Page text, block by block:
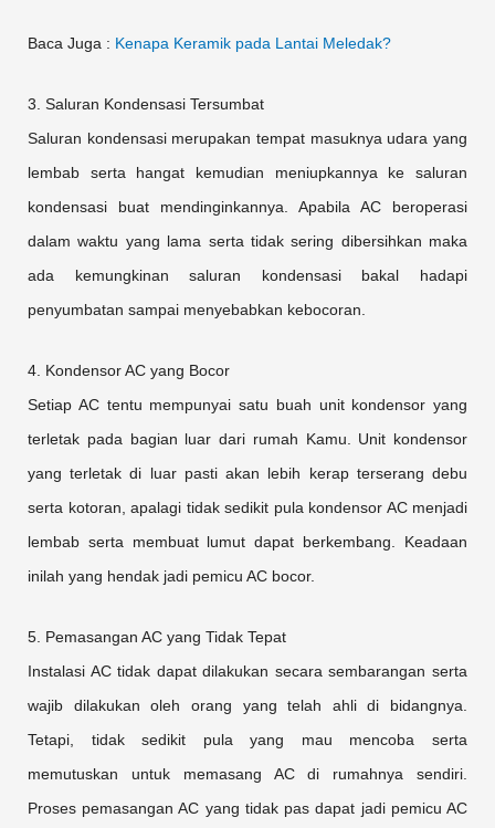
Baca Juga : Kenapa Keramik pada Lantai Meledak?
3. Saluran Kondensasi Tersumbat
Saluran kondensasi merupakan tempat masuknya udara yang
lembab serta hangat kemudian meniupkannya ke saluran
kondensasi buat mendinginkannya. Apabila AC beroperasi
dalam waktu yang lama serta tidak sering dibersihkan maka
ada kemungkinan saluran kondensasi bakal hadapi
penyumbatan sampai menyebabkan kebocoran.
4. Kondensor AC yang Bocor
Setiap AC tentu mempunyai satu buah unit kondensor yang
terletak pada bagian luar dari rumah Kamu. Unit kondensor
yang terletak di luar pasti akan lebih kerap terserang debu
serta kotoran, apalagi tidak sedikit pula kondensor AC menjadi
lembab serta membuat lumut dapat berkembang. Keadaan
inilah yang hendak jadi pemicu AC bocor.
5. Pemasangan AC yang Tidak Tepat
Instalasi AC tidak dapat dilakukan secara sembarangan serta
wajib dilakukan oleh orang yang telah ahli di bidangnya.
Tetapi, tidak sedikit pula yang mau mencoba serta
memutuskan untuk memasang AC di rumahnya sendiri.
Proses pemasangan AC yang tidak pas dapat jadi pemicu AC